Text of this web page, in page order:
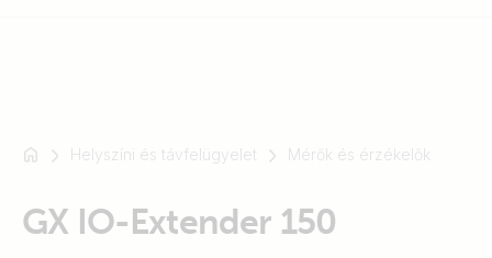
Például
Multiplus-
Helyszíni és távfelügyelet Mérők és érzékelők
GX IO-Extender 150